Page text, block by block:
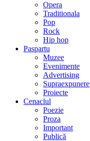
Opera
Traditionala
Pop
Rock
Hip hop
Paspartu
Muzee
Evenimente
Advertising
Supraexpunere
Proiecte
Cenaclul
Poezie
Proza
Important
Publică